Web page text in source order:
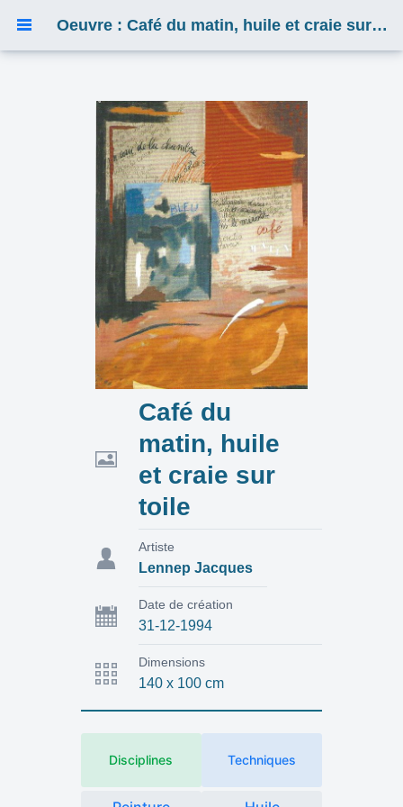
Oeuvre : Café du matin, huile et craie sur toile
Café du
matin, huile
et craie sur
toile
Lennep Jacques
Artiste
31-12-1994
Date de création
140 x 100 cm
Dimensions
Disciplines Techniques